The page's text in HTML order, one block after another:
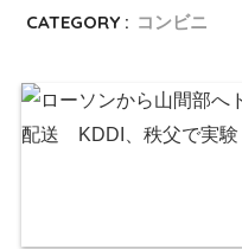
CATEGORY : コンビニ